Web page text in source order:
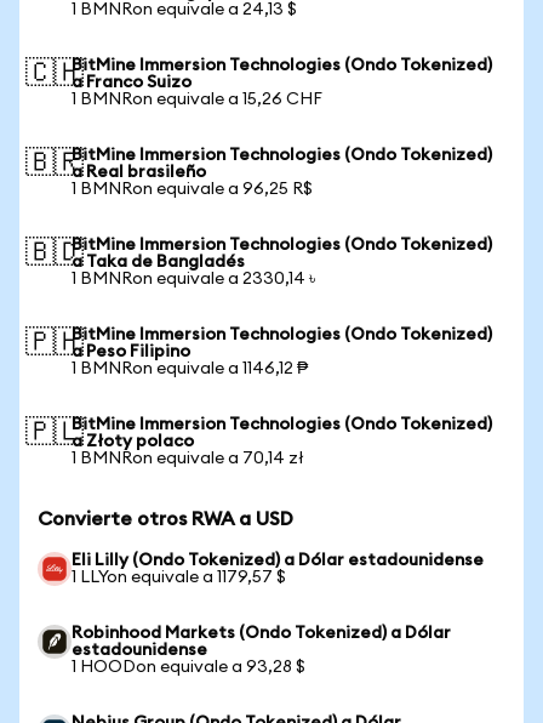
1 BMNRon equivale a 24,13 $
🇨🇭BitMine Immersion Technologies (Ondo Tokenized)
a Franco Suizo
1 BMNRon equivale a 15,26 CHF
🇧🇷BitMine Immersion Technologies (Ondo Tokenized)
a Real brasileño
1 BMNRon equivale a 96,25 R$
🇧🇩BitMine Immersion Technologies (Ondo Tokenized)
a Taka de Bangladés
1 BMNRon equivale a 2330,14 ৳
🇵🇭BitMine Immersion Technologies (Ondo Tokenized)
a Peso Filipino
1 BMNRon equivale a 1146,12 ₱
🇵🇱BitMine Immersion Technologies (Ondo Tokenized)
a Złoty polaco
1 BMNRon equivale a 70,14 zł
Convierte otros RWA a USD
Eli Lilly (Ondo Tokenized) a Dólar estadounidense
1 LLYon equivale a 1179,57 $
Robinhood Markets (Ondo Tokenized) a Dólar
estadounidense
1 HOODon equivale a 93,28 $